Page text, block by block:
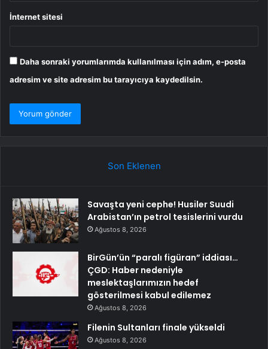
İnternet sitesi
Daha sonraki yorumlarımda kullanılması için adım, e-posta
adresim ve site adresim bu tarayıcıya kaydedilsin.
Son Eklenen
Savaşta yeni cephe! Husiler Suudi
Arabistan’ın petrol tesislerini vurdu
Ağustos 8, 2026
BirGün’ün “paralı figüran” iddiası…
ÇGD: Haber nedeniyle
meslektaşlarımızın hedef
gösterilmesi kabul edilemez
Ağustos 8, 2026
Filenin Sultanları finale yükseldi
Ağustos 8, 2026